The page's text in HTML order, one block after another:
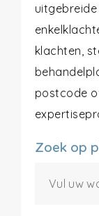
klachten,
postcode
Zoek op